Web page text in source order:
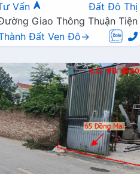
Vấn
Đất Đô Thị
Giao Thông Thuận Tiện
Đất Ven Đô→
K.D B 80